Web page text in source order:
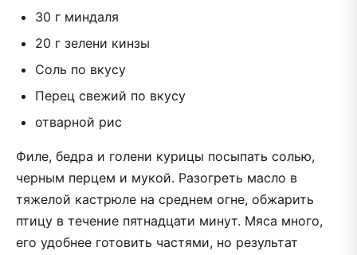
30 г миндаля
20 г зелени кинзы
Соль по вкусу
Перец свежий по вкусу
отварной рис
Филе, бедра и голени курицы посыпать солью,
черным перцем и мукой. Разогреть масло в
тяжелой кастрюле на среднем огне, обжарить
птицу в течение пятнадцати минут. Мяса много,
его удобнее готовить частями, но результат